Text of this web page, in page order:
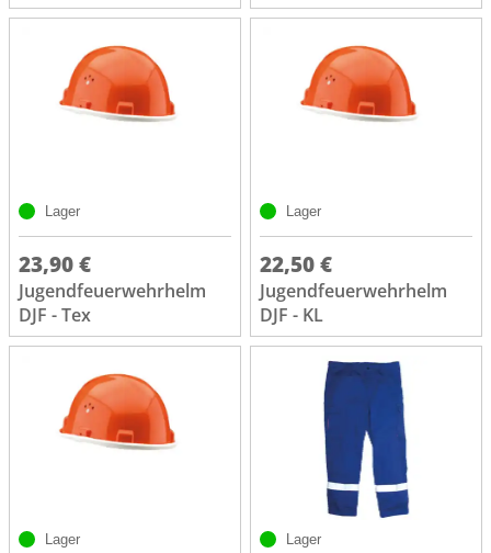
Lager
23,90 €
Jugendfeuerwehrhelm
DJF - Tex
Lager
22,50 €
Jugendfeuerwehrhelm
DJF - KL
Lager Lager